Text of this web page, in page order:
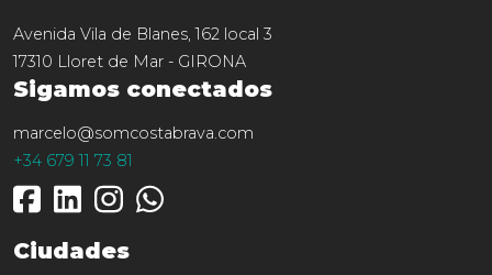
Avenida Vila de Blanes, 162 local 3
17310 Lloret de Mar - GIRONA
Sigamos conectados
marcelo@somcostabrava.com
+34 679 11 73 81
Ciudades